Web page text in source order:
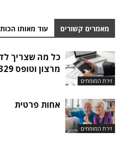
מאמרים קשורים עוד מאותו
זירת המומחים
כל מה שצריך
מרצון וטופס 5329
זירת המומחים
אחות פרטית